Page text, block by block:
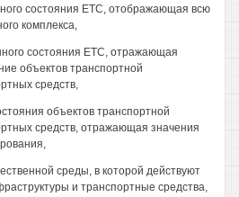
состояния ETC, отображающая всю
комплекса,
состояния ETC, отражающая
объектов транспортной
средств,
объектов транспортной
средств, отражающая значения
среды, в которой действуют
и транспортные средства,